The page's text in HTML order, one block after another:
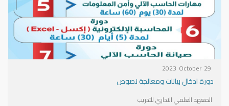
29
October
2023
دورة ادخال بيانات ومعالجة نصوص
المعهد العلمي الاداري للتدريب